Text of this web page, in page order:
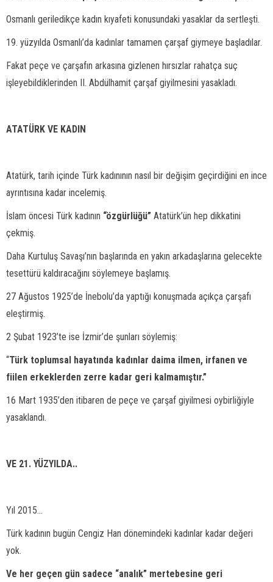
Osmanlı geriledikçe kadın kıyafeti konusundaki yasaklar da sertleşti.
19. yüzyılda Osmanlı’da kadınlar tamamen çarşaf giymeye başladılar.
Fakat peçe ve çarşafın arkasına gizlenen hırsızlar rahatça suç
işleyebildiklerinden II. Abdülhamit çarşaf giyilmesini yasakladı.
ATATÜRK VE KADIN
Atatürk, tarih içinde Türk kadınının nasıl bir değişim geçirdiğini en ince
ayrıntısına kadar incelemiş.
İslam öncesi Türk kadının “özgürlüğü” Atatürk’ün hep dikkatini
çekmiş.
Daha Kurtuluş Savaşı’nın başlarında en yakın arkadaşlarına gelecekte
tesettürü kaldıracağını söylemeye başlamış.
27 Ağustos 1925’de İnebolu’da yaptığı konuşmada açıkça çarşafı
eleştirmiş.
2 Şubat 1923’te ise İzmir’de şunları söylemiş:
“Türk toplumsal hayatında kadınlar daima ilmen, irfanen ve
fiilen erkeklerden zerre kadar geri kalmamıştır.”
16 Mart 1935’den itibaren de peçe ve çarşaf giyilmesi oybirliğiyle
yasaklandı.
VE 21. YÜZYILDA..
Yıl 2015...
Türk kadının bugün Cengiz Han dönemindeki kadınlar kadar değeri
yok.
Ve her geçen gün sadece “analık” mertebesine geri